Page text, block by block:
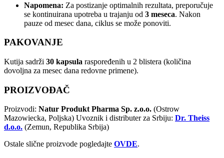
Napomena: Za postizanje optimalnih rezultata, preporučuje
se kontinuirana upotreba u trajanju od 3 meseca. Nakon
pauze od mesec dana, ciklus se može ponoviti.
PAKOVANJE
Kutija sadrži 30 kapsula raspoređenih u 2 blistera (količina
dovoljna za mesec dana redovne primene).
PROIZVOĐAČ
Proizvodi: Natur Produkt Pharma Sp. z.o.o. (Ostrow
Mazowiecka, Poljska) Uvoznik i distributer za Srbiju: Dr. Theiss
d.o.o. (Zemun, Republika Srbija)
Ostale slične proizvode pogledajte OVDE.